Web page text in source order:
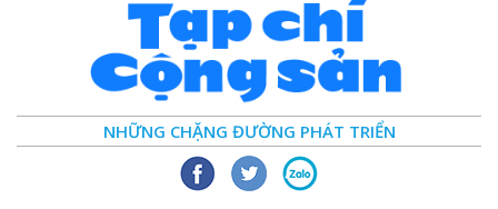
NHỮNG CHẶNG ĐƯỜNG PHÁT TRIỂN